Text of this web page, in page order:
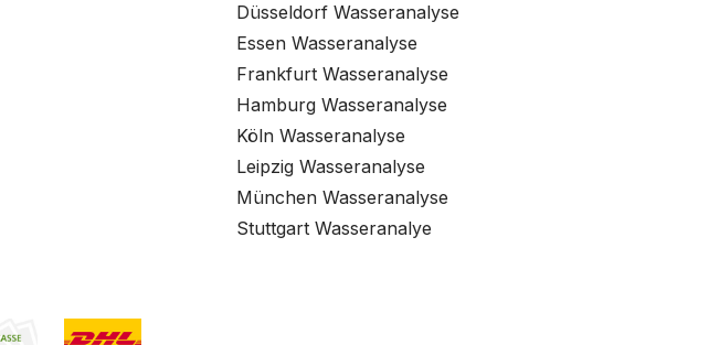
Düsseldorf Wasseranalyse
Essen Wasseranalyse
Frankfurt Wasseranalyse
Hamburg Wasseranalyse
Köln Wasseranalyse
Leipzig Wasseranalyse
München Wasseranalyse
Stuttgart Wasseranalye